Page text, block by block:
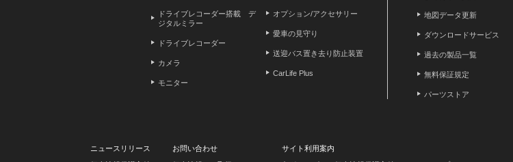
ドライブレコーダー搭載 デ
ジタルミラー
ドライブレコーダー
カメラ
モニター
オプション/アクセサリー
愛車の見守り
送迎バス置き去り防止装置
CarLife Plus
地図データ更新
ダウンロードサービス
過去の製品一覧
無料保証規定
パーツストア
ニュースリリース お問い合わせ
サイト利用案内